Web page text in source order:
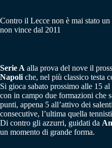
Contro il Lecce non è mai stato
non vince dal 2011
Serie A alla prova del nove il
Napoli che, nel più classico testa
Si gioca sabato prossimo alle 15
con in campo due formazioni che
punti, appena 5 all’attivo dei
consecutive, l’ultima quella
Di contro gli azzurri, guidati da
un momento di grande forma.